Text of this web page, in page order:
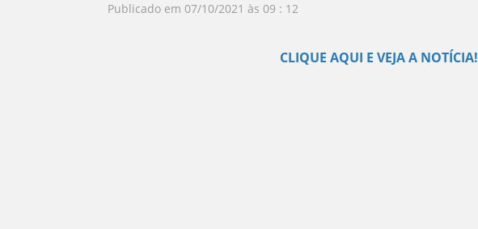
Publicado em 07/10/2021 às 09 : 12
Play
CLIQUE AQUI E VEJA A NOTÍCIA!